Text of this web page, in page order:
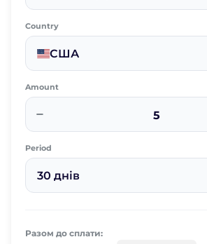
Country
США
Amount
−
Period
30 днів
Разом до сплати: